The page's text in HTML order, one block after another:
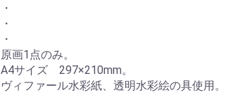
・
・
・
原画1点のみ。
A4サイズ 297×210mm。
ヴィファール水彩紙、透明水彩絵の具使用。